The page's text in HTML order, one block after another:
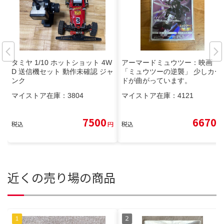
タミヤ 1/10 ホットショット 4W
D 送信機セット 動作未確認 ジャ
ンク
マイストア在庫： 3804
税込 7500円
アーマードミュウツー：映画
「ミュウツーの逆襲」 少しカー
ドが曲がっています。
マイストア在庫： 4121
税込 6670
近くの売り場の商品